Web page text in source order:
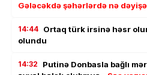
Gələcəkdə şəhərlərdə nə
14:44 Ortaq türk irsinə həsr
olundu
14:32
Putinə Donbasla bağlı